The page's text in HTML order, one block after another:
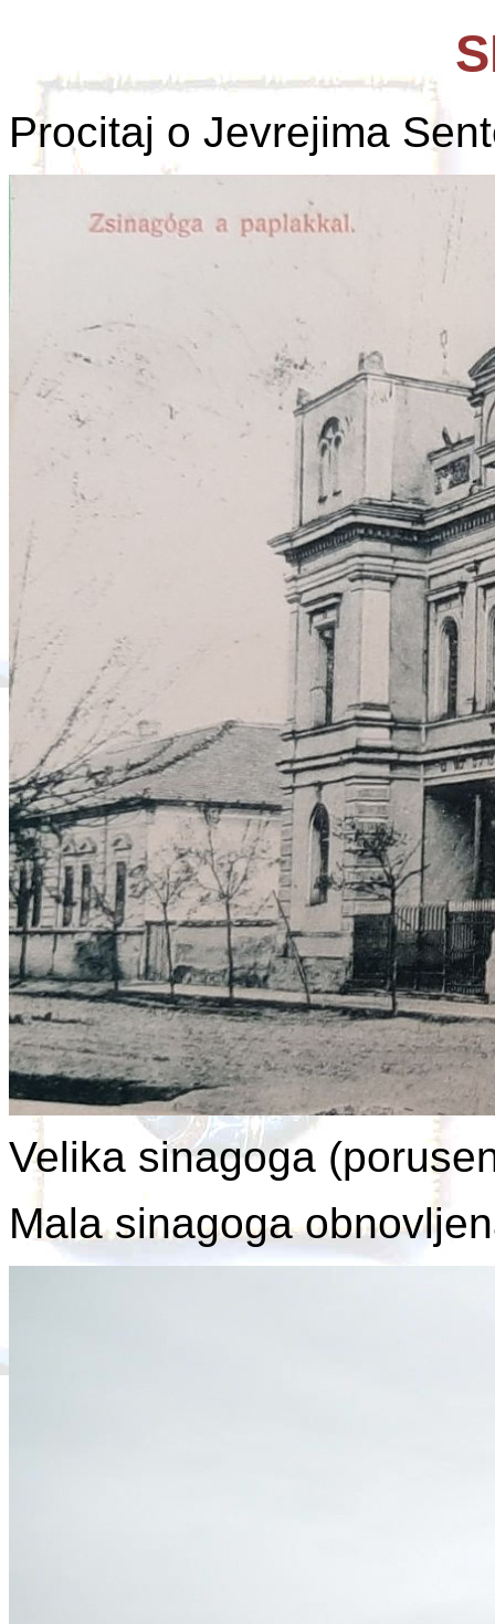
Procitaj o Jevrejima
Velika sinagoga
Mala sinagoga